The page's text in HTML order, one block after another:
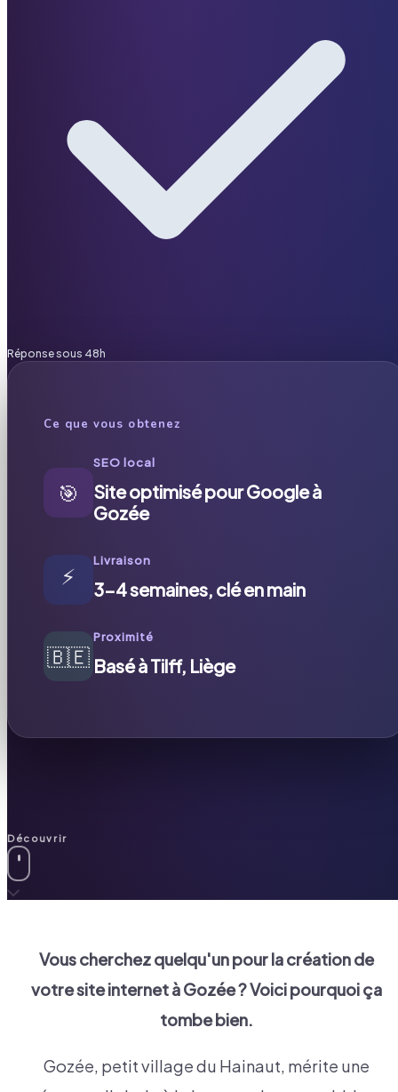
Réponse sous 48h
Ce que vous obtenez
🎯
SEO local
Site optimisé pour Google à
Gozée
⚡
Livraison
3-4 semaines, clé en main
🇧🇪
Proximité
Basé à Tilff, Liège
Découvrir
Vous cherchez quelqu'un pour la création de
votre site internet àGozée? Voici pourquoi ça
tombe bien.
Gozée, petit village du Hainaut, mérite une